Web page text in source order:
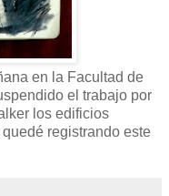
en la Facultad de
el trabajo por
los edificios
registrando este